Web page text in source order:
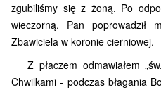
zgubiliśmy się z żoną. Po
wieczorną. Pan poprowadził
Zbawiciela w koronie cierniowej.
Z płaczem odmawiałem
Chwilkami - podczas błagania